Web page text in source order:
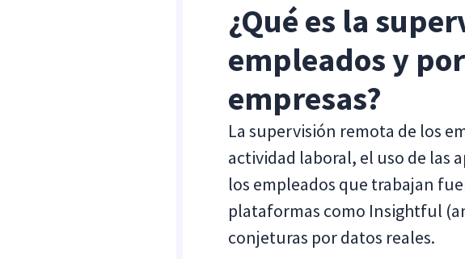
¿Qué es la
empleados y
empresas?
La supervisión remota de los
actividad laboral, el uso de las
los empleados que trabajan
plataformas como Insightful
conjeturas por datos reales.